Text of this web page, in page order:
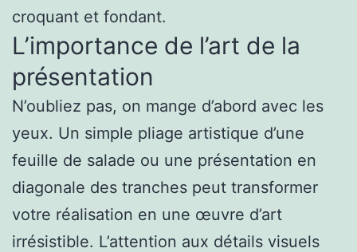
croquant et fondant.
L’importance de l’art de la
présentation
N’oubliez pas, on mange d’abord avec les
yeux. Un simple pliage artistique d’une
feuille de salade ou une présentation en
diagonale des tranches peut transformer
votre réalisation en une œuvre d’art
irrésistible. L’attention aux détails visuels